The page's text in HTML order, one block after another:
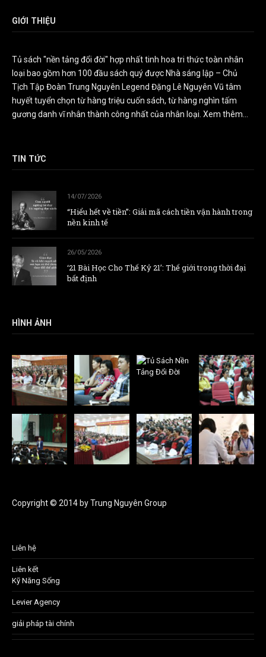
GIỚI THIỆU
Tủ sách "nền tảng đổi đời" hợp nhất tinh hoa tri thức toàn nhân
loại bao gồm hơn 100 đầu sách quý được Nhà sáng lập – Chủ
Tịch Tập Đoàn Trung Nguyên Legend Đặng Lê Nguyên Vũ tâm
huyết tuyển chọn từ hàng triệu cuốn sách, từ hàng nghìn tấm
gương danh vĩ nhân thành công nhất của nhân loại. Xem thêm...
TIN TỨC
14/07/2026
“Hiểu hết về tiền”: Giải mã cách tiền vận hành trong
nền kinh tế
26/05/2026
‘21 Bài Học Cho Thế Kỷ 21’: Thế giới trong thời đại
bất định
HÌNH ẢNH
Copyright © 2014 by Trung Nguyên Group
Liên hệ
Liên kết
Kỹ Năng Sống
Levier Agency
giải pháp tài chính